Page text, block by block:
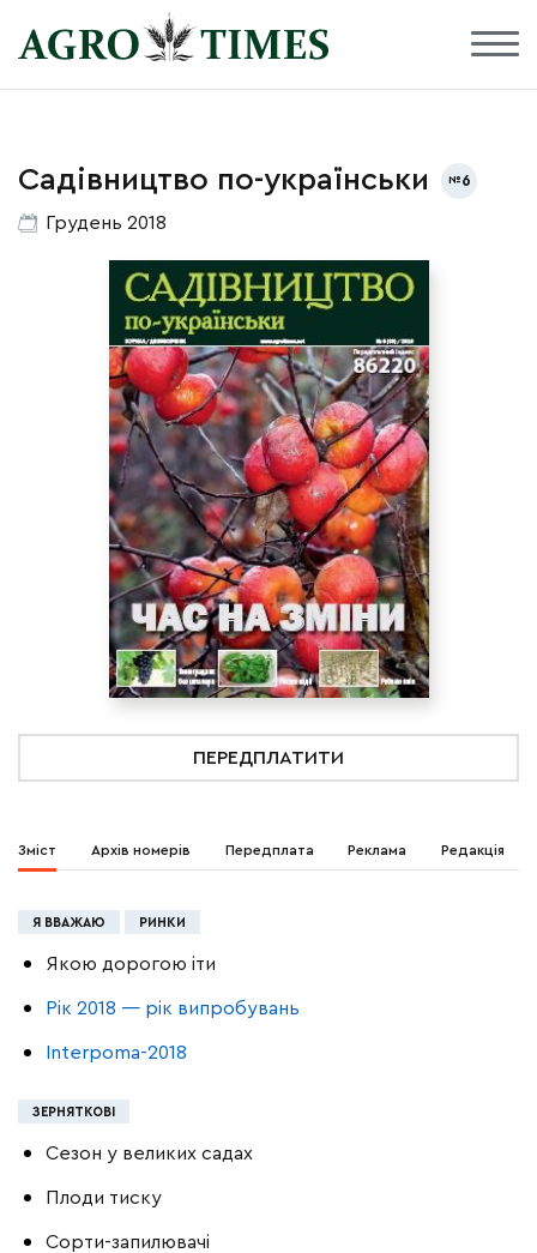
Садівництво по-українськи 6
Грудень 2018
ПЕРЕДПЛАТИТИ
Зміст Архів номерів Передплата Реклама Редакція
Я ВВАЖАЮ РИНКИ
Якою дорогою іти
Рік 2018 — рік випробувань
Interpoma-2018
ЗЕРНЯТКОВІ
Сезон у великих садах
Плоди тиску
Сорти-запилювачі